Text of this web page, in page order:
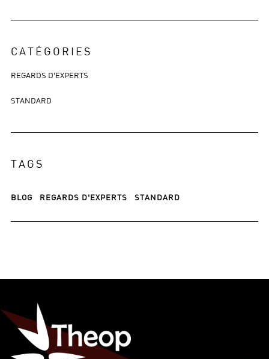
CATÉGORIES
REGARDS D'EXPERTS
STANDARD
TAGS
BLOG REGARDS D'EXPERTS STANDARD